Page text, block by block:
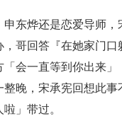
烨还是恋爱导师，宋
，哥回答『在她家门
「会一直等到你出来
整晚，宋承宪回想此
」带过。